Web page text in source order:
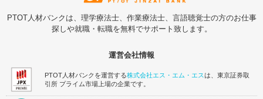
PTOT人材バンクは、理学療法士、作業療法士、言語聴覚士の方のお仕事
探しや就職・転職を無料でサポート致します。
運営会社情報
PTOT人材バンクを運営する株式会社エス・エム・エスは、東京証券取
引所 プライム市場上場の企業です。